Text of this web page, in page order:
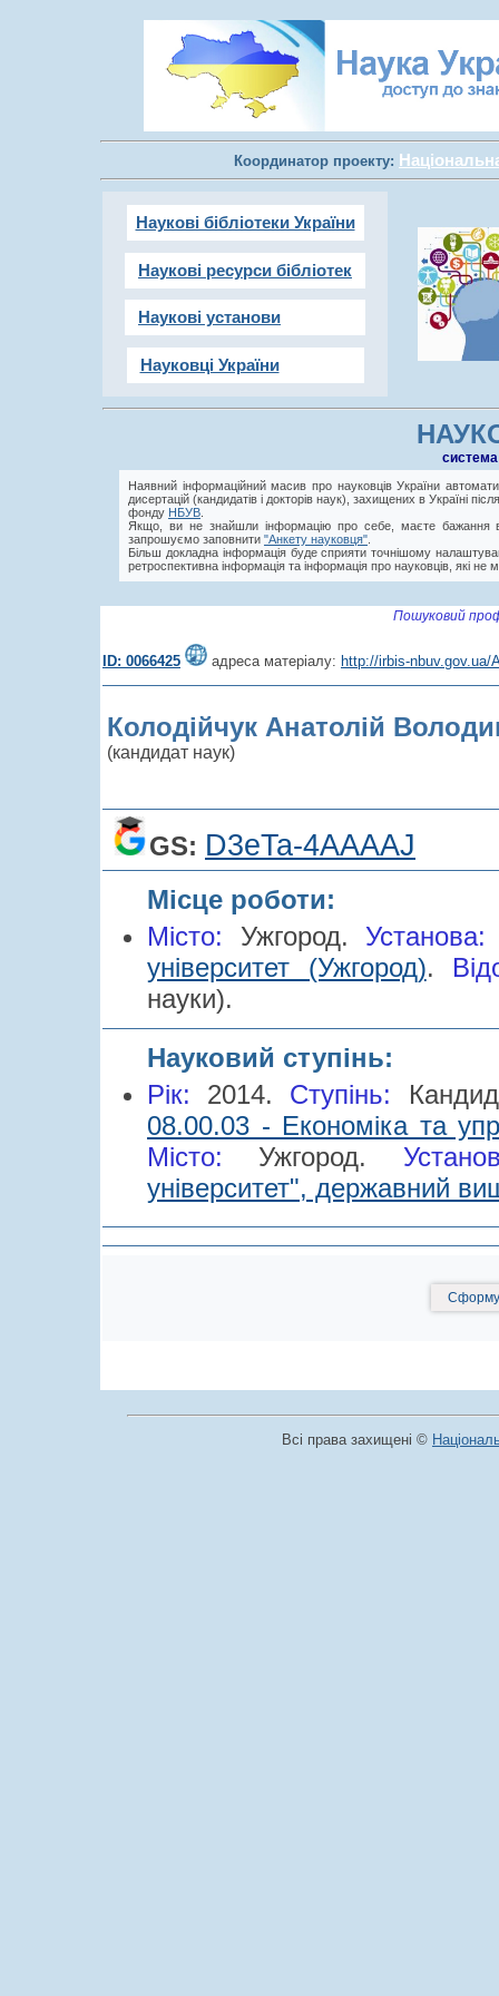
Координатор проекту:
Наукові бібліотеки України
Наукові ресурси бібліотек
Наукові установи
Науковці України
cистема
Наявний інформаційний масив про науковців України
дисертацій (кандидатів і докторів наук), захищених в Україні
фонду НБУВ
Якщо, ви не знайшли інформацію про себе, маєте бажання
запрошуємо заповнити "Анкету науковця"
Більш докладна інформація буде сприяти точнішому
ретроспективна інформація та інформація про науковців, які не
Пошуковий
ID: 0066425 адреса матеріалу: http://irbis-nbuv.gov.ua/
Колодійчук Анатолій
(кандидат наук)
GS: D3eTa-4AAAAJ
Місце роботи:
Місто: Ужгород.
університет (Ужгород).
науки).
Науковий ступінь:
Рік: 2014. Cтупінь:
08.00.03 - Економіка та
Місто: Ужгород.
університет", державний
Всі права захищені ©